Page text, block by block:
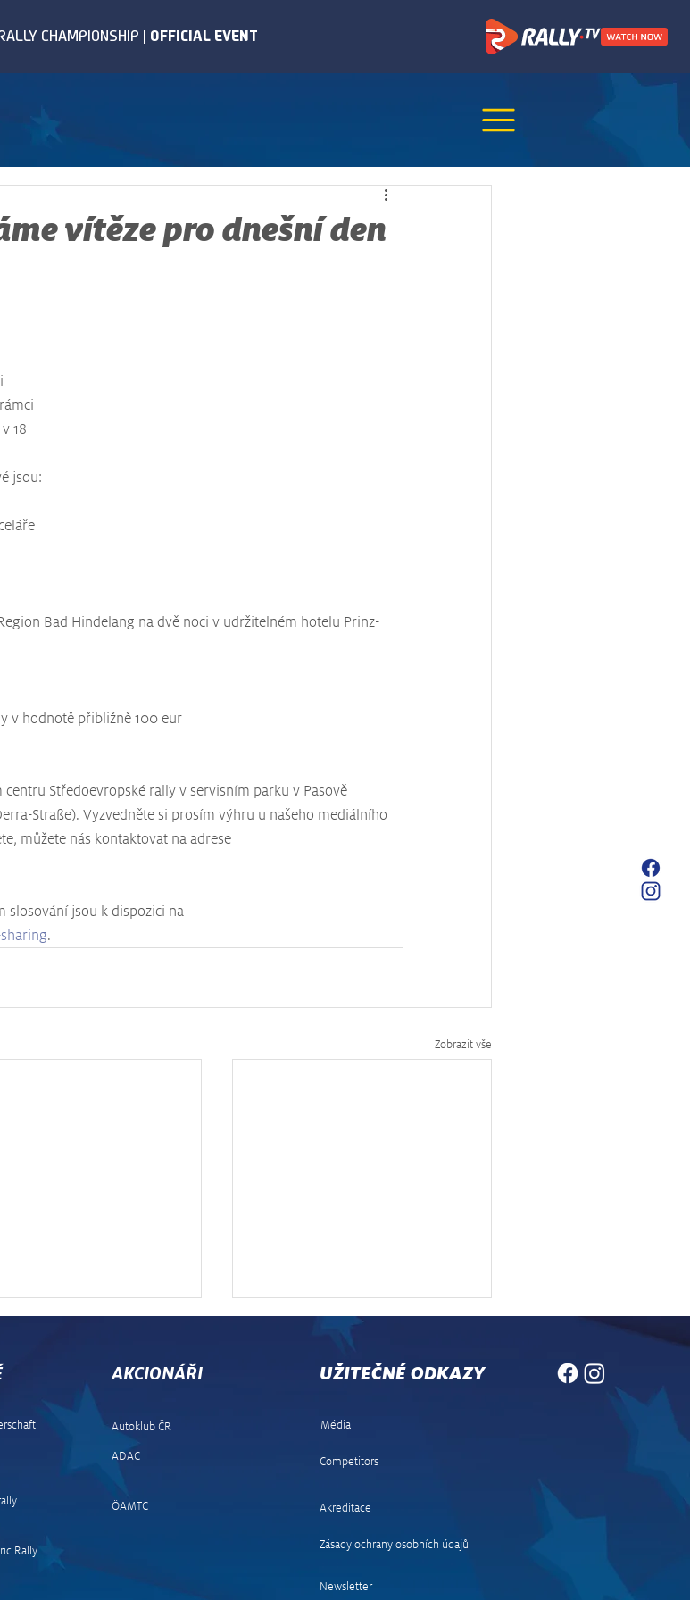
vítěze pro dnešní den
18
jsou:
Bad Hindelang na dvě noci v udržitelném hotelu Prinz-
v hodnotě přibližně 100 eur
Středoevropské rally v servisním parku v Pasově
Straße). Vyzvedněte si prosím výhru u našeho mediálního
můžete nás kontaktovat na adrese
slosování jsou k dispozici na
.
Zobrazit vše
rally ovládl
Černý s Marešem
WRC2
Ogiera zastavil těžký
rally vede Rovanperä
Competitors
Akreditace
Zásady ochrany osobních údajů
Newsletter
Autoklub ČR
ADAC
ÖAMTC
Rally
Média
AKCIONÁŘI UŽITEČNÉ ODKAZY